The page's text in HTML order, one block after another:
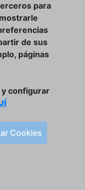
para
de sus
páginas
configurar
Cookies